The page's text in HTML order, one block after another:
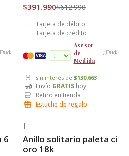
cuotas
$391.990$612.990
Tarjeta de débito
Tarjeta de crédito
VISA
Asesor
de
Medida
¿Dudas?
sin interés de $130.663
Envío GRATIS hoy
Retiro en tienda
Estuche de regalo
6 grifasEnvío Gratis
|
Anillo solitario paleta
oro 18k